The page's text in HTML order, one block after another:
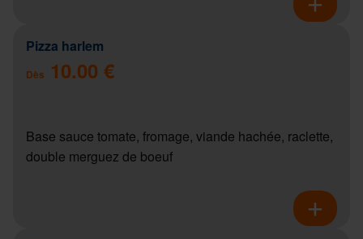
Pizza harlem
Dès 10.00 €
Base sauce tomate, fromage, viande hachée, raclette,
double merguez de boeuf